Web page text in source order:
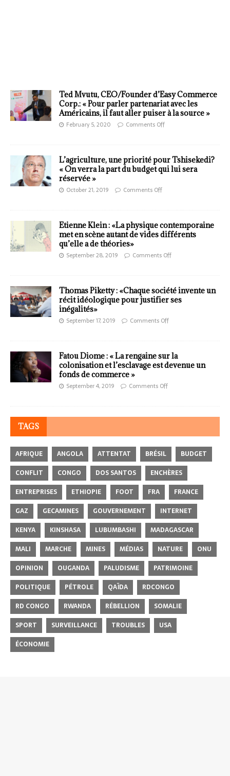
Ted Mvutu, CEO/Founder d’Easy Commerce
Corp.: « Pour parler partenariat avec les
Américains, il faut aller puiser à la source »
February 5, 2020 Comments Off
L’agriculture, une priorité pour Tshisekedi?
« On verra la part du budget qui lui sera
réservée »
October 21, 2019 Comments Off
Etienne Klein : «La physique contemporaine
met en scène autant de vides différents
qu’elle a de théories»
September 28, 2019 Comments Off
Thomas Piketty : «Chaque société invente un
récit idéologique pour justifier ses
inégalités»
September 17, 2019 Comments Off
Fatou Diome : « La rengaine sur la
colonisation et l’esclavage est devenue un
fonds de commerce »
September 4, 2019 Comments Off
TAGS
AFRIQUE ANGOLA ATTENTAT BRÉSIL
BUDGET
CONFLIT
CONGO DOS SANTOS
ENCHÈRES
ENTREPRISES
ETHIOPIE FOOT FRA
FRANCE
GAZ
GECAMINES GOUVERNEMENT
INTERNET
KENYA
KINSHASA LUBUMBASHI
MADAGASCAR
MALI
MARCHE MINES MÉDIAS NATURE
ONU
OPINION
OUGANDA PALUDISME
PATRIMOINE
POLITIQUE
PÉTROLE QAÏDA
RDCONGO
RD CONGO
RWANDA RÉBELLION
SOMALIE
SPORT
SURVEILLANCE TROUBLES
USA
ÉCONOMIE